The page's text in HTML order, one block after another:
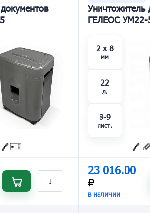
Уничтожитель
ГЕЛЕОС УМ22-
2 x 8
мм
22
л.
8-9
лист.
23 016.00
в наличии